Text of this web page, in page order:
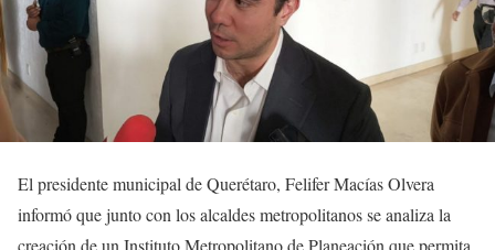
El presidente municipal de Querétaro, Felifer Macías Olvera
informó que junto con los alcaldes metropolitanos se analiza la
creación de un Instituto Metropolitano de Planeación que permita